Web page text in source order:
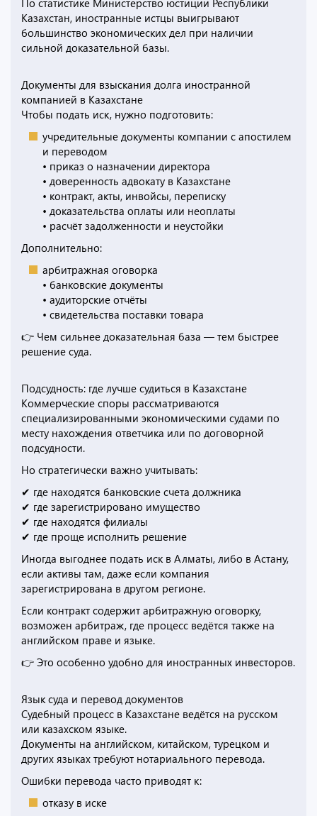
По статистике Министерство юстиции Республики
Казахстан, иностранные истцы выигрывают
большинство экономических дел при наличии
сильной доказательной базы.
Документы для взыскания долга иностранной
компанией в Казахстане
Чтобы подать иск, нужно подготовить:
учредительные документы компании с апостилем
и переводом
• приказ о назначении директора
• доверенность адвокату в Казахстане
• контракт, акты, инвойсы, переписку
• доказательства оплаты или неоплаты
• расчёт задолженности и неустойки
Дополнительно:
арбитражная оговорка
• банковские документы
• аудиторские отчёты
• свидетельства поставки товара
👉 Чем сильнее доказательная база — тем быстрее
решение суда.
Подсудность: где лучше судиться в Казахстане
Коммерческие споры рассматриваются
специализированными экономическими судами по
месту нахождения ответчика или по договорной
подсудности.
Но стратегически важно учитывать:
✔ где находятся банковские счета должника
✔ где зарегистрировано имущество
✔ где находятся филиалы
✔ где проще исполнить решение
Иногда выгоднее подать иск в Алматы, либо в Астану,
если активы там, даже если компания
зарегистрирована в другом регионе.
Если контракт содержит арбитражную оговорку,
возможен арбитраж, где процесс ведётся также на
английском праве и языке.
👉 Это особенно удобно для иностранных инвесторов.
Язык суда и перевод документов
Судебный процесс в Казахстане ведётся на русском
или казахском языке.
Документы на английском, китайском, турецком и
других языках требуют нотариального перевода.
Ошибки перевода часто приводят к:
отказу в иске